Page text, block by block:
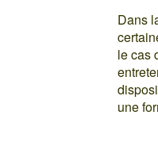
Dans
le cas
une